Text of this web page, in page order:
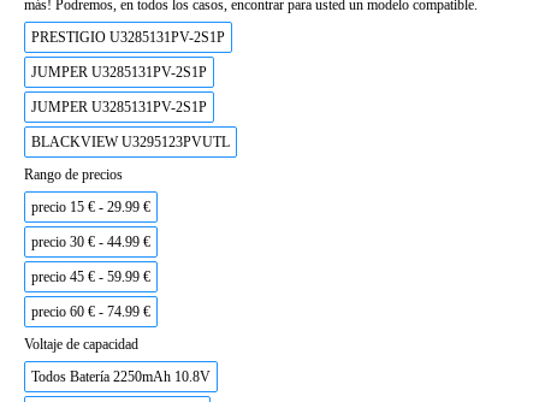
más! Podremos, en todos los casos, encontrar para usted un modelo compatible.
PRESTIGIO U3285131PV-2S1P
JUMPER U3285131PV-2S1P
JUMPER U3285131PV-2S1P
BLACKVIEW U3295123PVUTL
Rango de precios
precio 15 € - 29.99 €
precio 30 € - 44.99 €
precio 45 € - 59.99 €
precio 60 € - 74.99 €
Voltaje de capacidad
Todos Batería 2250mAh 10.8V